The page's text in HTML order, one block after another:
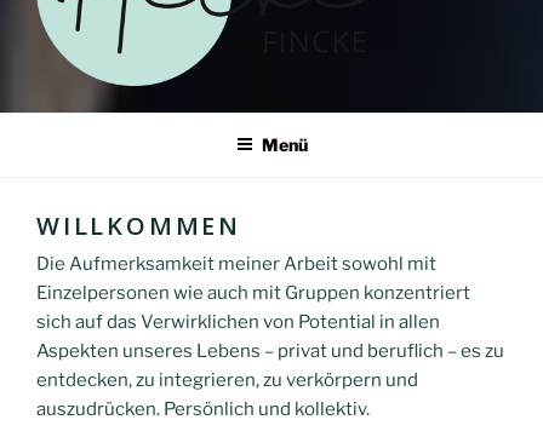
HEIKE FINCKE – ERWECKE
DEIN SELBST IN EINER
WELT IM WANDEL
Menü
WILLKOMMEN
Die Aufmerksamkeit meiner Arbeit sowohl mit
Einzelpersonen wie auch mit Gruppen konzentriert
sich auf das Verwirklichen von Potential in allen
Aspekten unseres Lebens – privat und beruflich – es zu
entdecken, zu integrieren, zu verkörpern und
auszudrücken. Persönlich und kollektiv.